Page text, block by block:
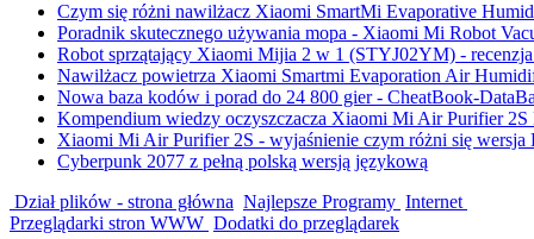
Czym się różni nawilżacz Xiaomi SmartMi Evaporative
Poradnik skutecznego używania mopa - Xiaomi Mi Robot
Robot sprzątający Xiaomi Mijia 2 w 1 (STYJ02YM) -
Nawilżacz powietrza Xiaomi Smartmi Evaporation Air
Nowa baza kodów i porad do 24 800 gier - CheatBook-
Kompendium wiedzy oczyszczacza Xiaomi Mi Air Purifier
Xiaomi Mi Air Purifier 2S - wyjaśnienie czym różni się wersja
Cyberpunk 2077 z pełną polską wersją językową
Dział plików - strona główna Najlepsze Programy Internet
Przeglądarki stron WWW Dodatki do przeglądarek